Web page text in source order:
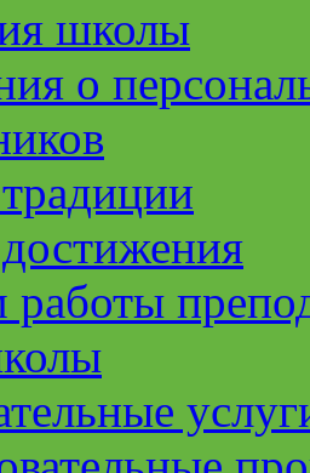
школы
о